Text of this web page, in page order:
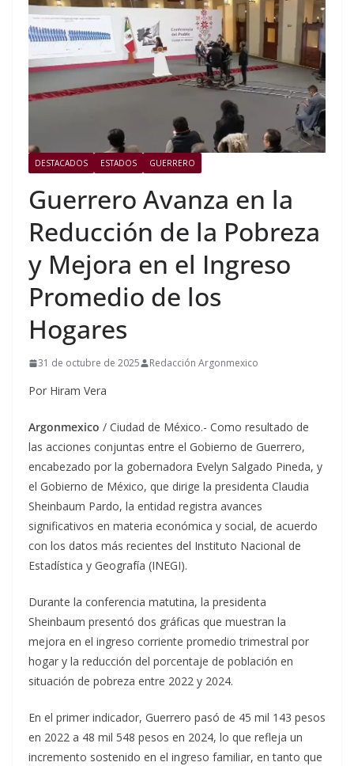
DESTACADOS ESTADOS GUERRERO
Guerrero Avanza en la
Reducción de la Pobreza
y Mejora en el Ingreso
Promedio de los
Hogares
31 de octubre de 2025 Redacción Argonmexico
Por Hiram Vera
Argonmexico / Ciudad de México.- Como resultado de
las acciones conjuntas entre el Gobierno de Guerrero,
encabezado por la gobernadora Evelyn Salgado Pineda, y
el Gobierno de México, que dirige la presidenta Claudia
Sheinbaum Pardo, la entidad registra avances
significativos en materia económica y social, de acuerdo
con los datos más recientes del Instituto Nacional de
Estadística y Geografía (INEGI).
Durante la conferencia matutina, la presidenta
Sheinbaum presentó dos gráficas que muestran la
mejora en el ingreso corriente promedio trimestral por
hogar y la reducción del porcentaje de población en
situación de pobreza entre 2022 y 2024.
En el primer indicador, Guerrero pasó de 45 mil 143 pesos
en 2022 a 48 mil 548 pesos en 2024, lo que refleja un
incremento sostenido en el ingreso familiar, en tanto que